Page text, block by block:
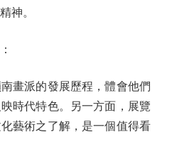
神。
派的發展歷程，體會他們
時代特色。另一方面，展覽
藝術之了解，是一個值得看